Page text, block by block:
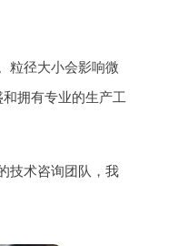
粒径大小会影响微
拥有专业的生产工
技术咨询团队，我